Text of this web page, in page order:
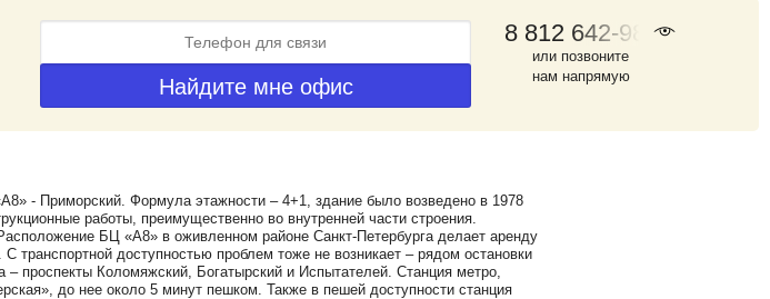
8 812 642-98-46
или позвоните
нам напрямую
- Приморский. Формула этажности – 4+1, здание было возведено в 1978
работы, преимущественно во внутренней части строения.
БЦ «А8» в оживленном районе Санкт-Петербурга делает аренду
доступностью проблем тоже не возникает – рядом остановки
– проспекты Коломяжский, Богатырский и Испытателей. Станция метро,
до нее около 5 минут пешком. Также в пешей доступности станция